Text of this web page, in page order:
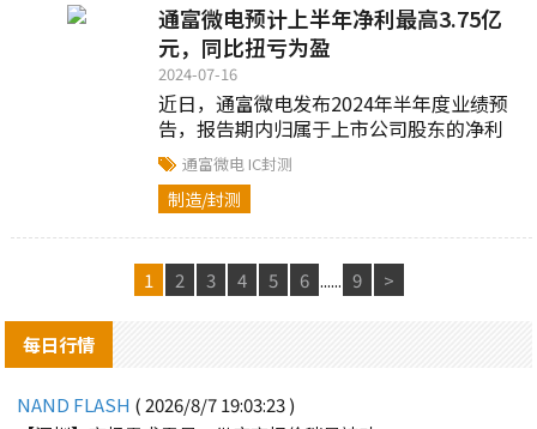
通富微电预计上半年净利最高3.75亿
元，同比扭亏为盈
2024-07-16
近日，通富微电发布2024年半年度业绩预
告，报告期内归属于上市公司股东的净利
润28,800万元-37,500万元，较上年同期扭
亏为盈....
通富微电 IC封测
制造/封测
1 2 3 4 5 6 ...... 9 >
每日行情
NAND FLASH ( 2026/8/7 19:03:23 )